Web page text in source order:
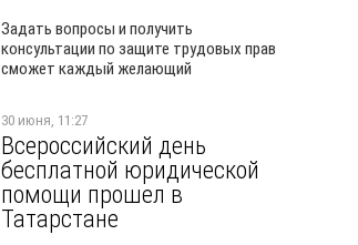
Задать вопросы и получить
консультации по защите трудовых прав
сможет каждый желающий
30 июня, 11:27
Всероссийский день
бесплатной юридической
помощи прошел в
Татарстане